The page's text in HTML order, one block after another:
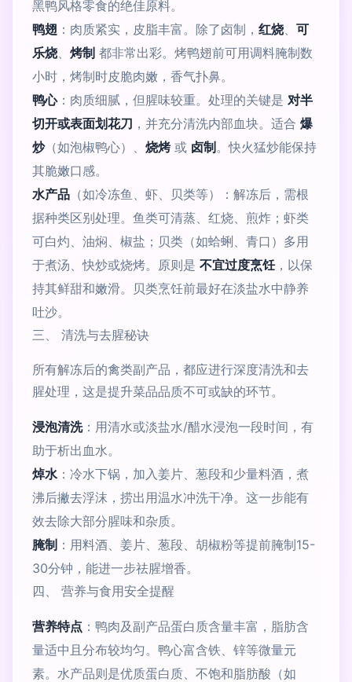
黑鸭风格零食的绝佳原料。
鸭翅 ：肉质紧实，皮脂丰富。除了卤制， 红烧
可
乐烧
烤制 都非常出彩。烤鸭翅前可用调料腌制数
小时，烤制时皮脆肉嫩，香气扑鼻。
鸭心：肉质细腻，但腥味较重。处理的关键是 对半
切开或表面划花刀 ，并充分清洗内部血块。适合 爆
炒（如泡椒鸭心）、 烧烤或 卤制。快火猛炒能保持
其脆嫩口感。
水产品 （如冷冻鱼、虾、贝类等）：解冻后，需根
据种类区别处理。鱼类可清蒸、红烧、煎炸；虾类
可白灼、油焖、椒盐；贝类（如蛤蜊、青口）多用
于煮汤、快炒或烧烤。原则是 不宜过度烹饪，以保
持其鲜甜和嫩滑。贝类烹饪前最好在淡盐水中静养
吐沙。
三、 清洗与去腥秘诀
所有解冻后的禽类副产品，都应进行深度清洗和去
腥处理，这是提升菜品品质不可或缺的环节。
浸泡清洗：用清水或淡盐水/醋水浸泡一段时间，有
助于析出血水。
焯水 ：冷水下锅，加入姜片、葱段和少量料酒，煮
沸后撇去浮沫，捞出用温水冲洗干净。这一步能有
效去除大部分腥味和杂质。
腌制 ：用料酒、姜片、葱段、胡椒粉等提前腌制15-
30分钟，能进一步祛腥增香。
四、 营养与食用安全提醒
营养特点 ：鸭肉及副产品蛋白质含量丰富，脂肪含
量适中且分布较均匀。鸭心富含铁、锌等微量元
素。水产品则是优质蛋白质、不饱和脂肪酸（如